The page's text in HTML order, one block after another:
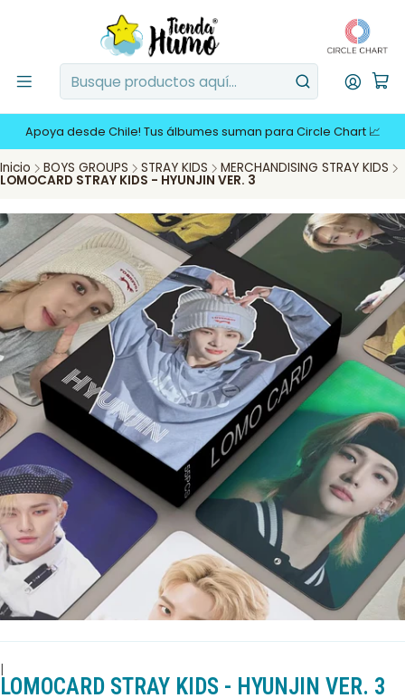
Apoya desde Chile! Tus álbumes suman para Circle Chart 📈
Inicio BOYS GROUPS STRAY KIDS MERCHANDISING STRAY KIDS
LOMOCARD STRAY KIDS - HYUNJIN VER. 3
|
LOMOCARD STRAY KIDS - HYUNJIN VER. 3